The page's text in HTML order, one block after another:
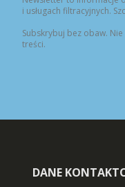
i usługach filtracyjnych.
Subskrybuj bez obaw.
treści.
DANE